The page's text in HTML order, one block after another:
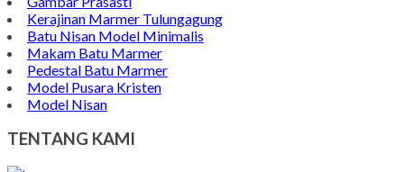
Kerajinan Marmer Tulungagung
Batu Nisan Model Minimalis
Makam Batu Marmer
Pedestal Batu Marmer
Model Pusara Kristen
Model Nisan
TENTANG KAMI